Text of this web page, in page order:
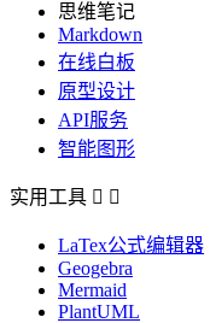
思维笔记
Markdown
在线白板
原型设计
API服务
智能图形
实用工具  
LaTex公式编辑器
Geogebra
Mermaid
PlantUML